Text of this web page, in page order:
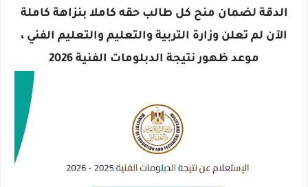
الدقة لضمان منح كل طالب حقه كاملا بنزاهة كاملة
الآن لم تعلن وزارة التربية والتعليم والتعليم الفني ،
موعد ظهور نتيجة الدبلومات الفنية 2026